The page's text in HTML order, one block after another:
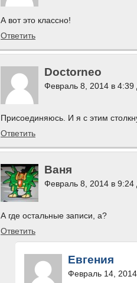
А вот это классно!
Ответить
Doctorneo
Февраль 8, 2014 в 4:39
Присоединяюсь. И я с этим
Ответить
Ваня
Февраль 8, 2014 в 9:24
А где остальные записи, а?
Ответить
Евгения
Февраль 14,